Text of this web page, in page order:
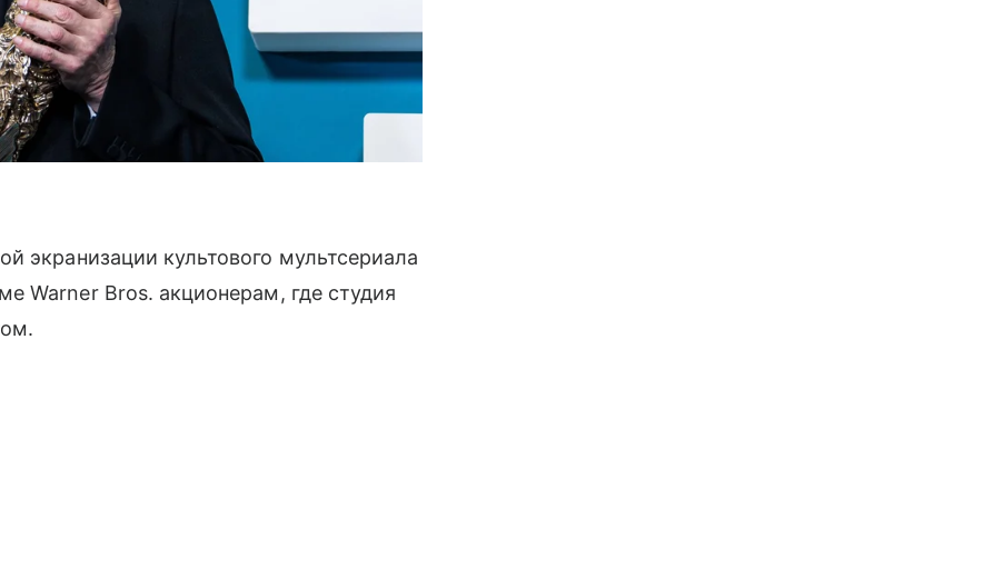
экранизации культового мультсериала
Warner Bros. акционерам, где студия